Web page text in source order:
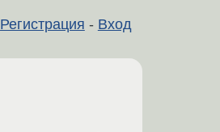
Регистрация - Вход